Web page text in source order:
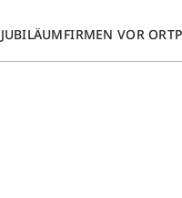
JUBILÄUMFIRMEN VOR ORT